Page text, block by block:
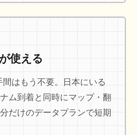
使える
はもう不要。日本にいる
ム到着と同時にマップ・翻
だけのデータプランで短期